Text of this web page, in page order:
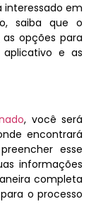
interessado em
saiba que o
opções para
e as
, você será
encontrará
esse
informações
completa
o processo